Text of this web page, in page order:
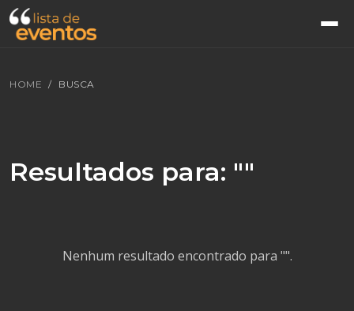
HOME BUSCA
Resultados para: ""
Nenhum resultado encontrado para "".